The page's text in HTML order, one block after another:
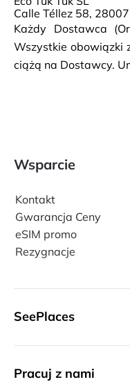
Calle Téllez 58,
Każdy Dostawca
Wszystkie obowiązki
ciążą na Dostawcy.
Wsparcie
Kontakt
Gwarancja Ceny
eSIM promo
Rezygnacje
SeePlaces
Pracuj z nami